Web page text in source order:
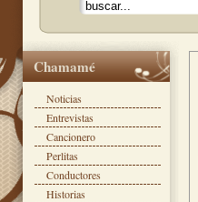
Chamamé
Noticias
Entrevistas
Cancionero
Perlitas
Conductores
Historias